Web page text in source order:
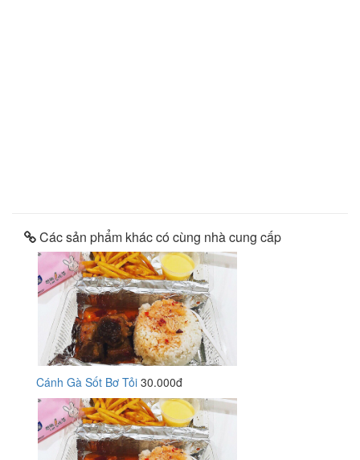
Các sản phẩm khác có cùng nhà cung cấp
Cánh Gà Sốt Bơ Tỏi 30.000đ